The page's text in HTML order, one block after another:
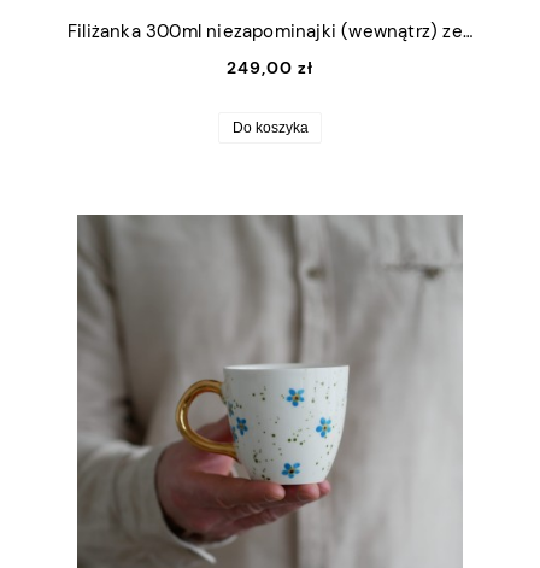
Filiżanka 300ml niezapominajki (wewnątrz) ze złotym uszkiem + talerzyk 15cm
249,00 zł
Do koszyka